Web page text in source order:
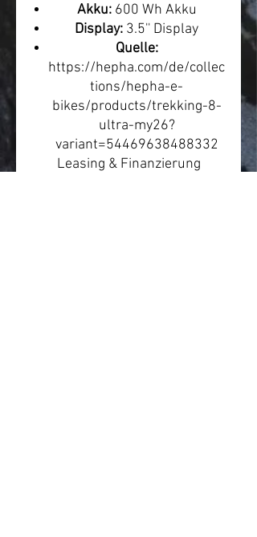
Akku:600 Wh Akku
Display: 3.5'' Display
Quelle:
https://hepha.com/de/collec
tions/hepha-e-
bikes/products/trekking-8-
ultra-my26?
variant=54469638488332
Leasing & Finanzierung